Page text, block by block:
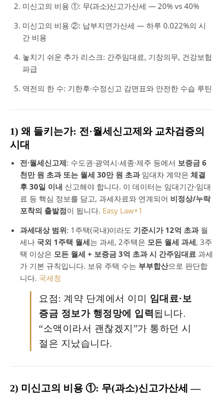
미신고의 비용 ①: 무(과소)신고가산세 — 20% vs 40%
미신고의 비용 ②: 납부지연가산세 — 하루 0.022%의 시
간 비용
놓치기 쉬운 추가 리스크: 간주임대료, 기장의무, 건강보험
파급
역전의 한 수: 기한후·수정신고 감면표와 안전한 수습 루틴
1) 왜 들키는가: 전·월세신고제와 교차검증의
시대
전·월세신고제: 수도권·광역시·세종·제주 등에서 보증금 6
천만 원 초과 또는 월세 30만 원 초과임대차 계약은 체결
후 30일 이내 신고해야 합니다. 이 데이터는 임대기간·임대
료 등 핵심 정보를 담고, 과세자료와 연계되어 비정상/누락
포착의 출발점이 됩니다. Easy Law+1
과세대상 범위: 1주택(국내)이라도 기준시가 12억 초과월
세나 국외 1주택 월세는 과세, 2주택은 모든 월세 과세, 3주
택 이상은 모든 월세 + 보증금 3억 초과 시 간주임대료 과세
가 기본 규칙입니다. 보유 주택 수는 부부합산으로 판단합
니다. 국세청
요점: 계약 단계에서 이미 임대료·보
증금 정보가 행정망에 입력 됩니다.
“소액이라서 괜찮겠지”가 통하던 시
절은 지났습니다.
2) 미신고의 비용 ①: 무(과소)신고가산세 —